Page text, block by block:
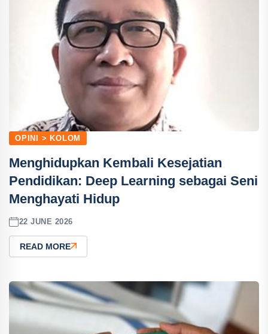
OPINI > KOLOM
Menghidupkan Kembali Kesejatian
Pendidikan: Deep Learning sebagai Seni
Menghayati Hidup
22 JUNE 2026
READ MORE